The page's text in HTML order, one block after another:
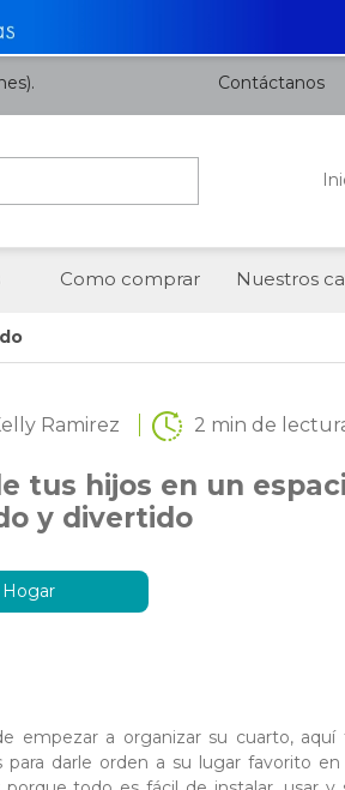
Contáctanos
Como comprar Nuestros
Ramirez 2 min de
tus hijos en un
y divertido
Hogar
empezar a organizar su cuarto, aquí
darle orden a su lugar favorito en